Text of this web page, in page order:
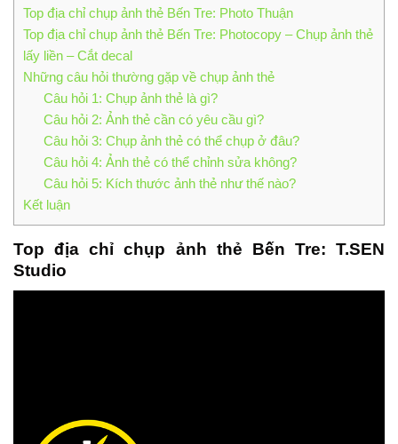
Top địa chỉ chụp ảnh thẻ Bến Tre: Photo Thuận
Top địa chỉ chụp ảnh thẻ Bến Tre: Photocopy – Chụp ảnh thẻ
lấy liền – Cắt decal
Những câu hỏi thường gặp về chụp ảnh thẻ
Câu hỏi 1: Chụp ảnh thẻ là gì?
Câu hỏi 2: Ảnh thẻ cần có yêu cầu gì?
Câu hỏi 3: Chụp ảnh thẻ có thể chụp ở đâu?
Câu hỏi 4: Ảnh thẻ có thể chỉnh sửa không?
Câu hỏi 5: Kích thước ảnh thẻ như thế nào?
Kết luận
Top địa chỉ chụp ảnh thẻ Bến Tre: T.SEN
Studio